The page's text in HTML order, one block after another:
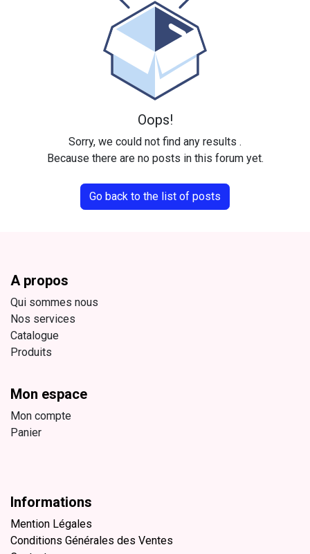
Oops!
Sorry, we could not find any results .
Because there are no posts in this forum yet.
Go back to the list of posts
A propos
Qui sommes nous
Nos services
Catalogue
Produits
Mon espace
Mon compte
Panier
Informations
Mention Légales
Conditions Générales des Ventes